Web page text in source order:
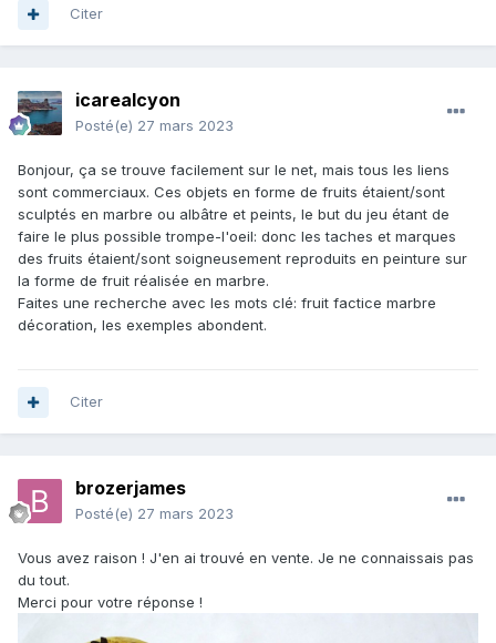
Citer
icarealcyon
Posté(e) 27 mars 2023
Bonjour, ça se trouve facilement sur le net, mais tous les liens
sont commerciaux. Ces objets en forme de fruits étaient/sont
sculptés en marbre ou albâtre et peints, le but du jeu étant de
faire le plus possible trompe-l'oeil: donc les taches et marques
des fruits étaient/sont soigneusement reproduits en peinture sur
la forme de fruit réalisée en marbre.
Faites une recherche avec les mots clé: fruit factice marbre
décoration, les exemples abondent.
Citer
brozerjames
Posté(e) 27 mars 2023
Vous avez raison ! J'en ai trouvé en vente. Je ne connaissais pas
du tout.
Merci pour votre réponse !